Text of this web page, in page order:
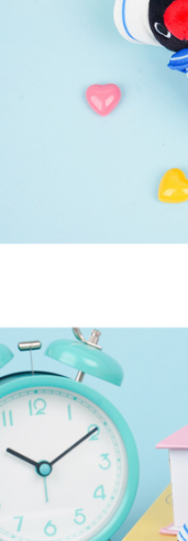
페이코 라이